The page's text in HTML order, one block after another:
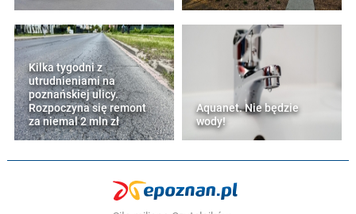
Kilka tygodni z
utrudnieniami na
poznańskiej ulicy.
Rozpoczyna się remont
za niemal 2 mln zł
Aquanet. Nie będzie
wody!